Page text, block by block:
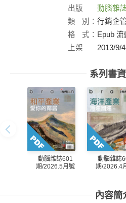
出版
社：
動腦雜
類
別： 行銷企
格
式： Epub 流
上架
2013/9/4
系列書
動腦雜誌601
期/2026.5月號
動腦雜誌
期/2026.4
內容簡